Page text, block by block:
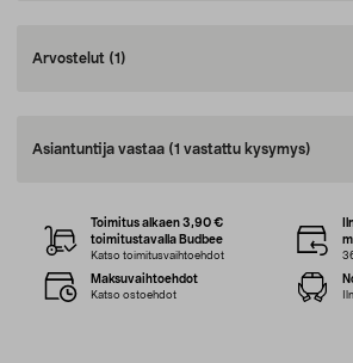
Arvostelut (1)
Asiantuntija vastaa (1 vastattu kysymys)
Toimitus alkaen 3,90 €
toimitustavalla Budbee
Katso toimitusvaihtoehdot
Maksuvaihtoehdot
Katso ostoehdot